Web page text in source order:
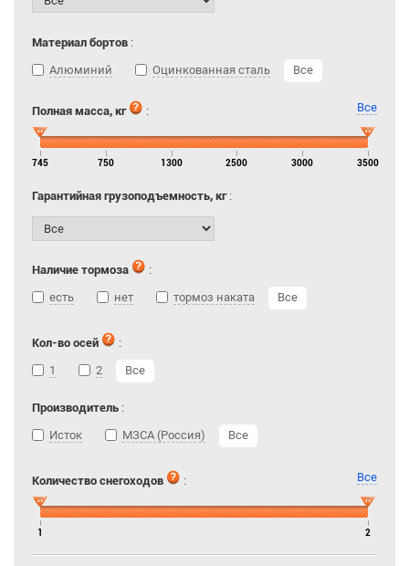
Материал бортов :
Алюминий
Оцинкованная сталь Все
Полная масса, кг : Все
745 750 1300 2500 3000 3500
Гарантийная грузоподъемность, кг:
Наличие тормоза
:
есть
нет тормоз наката Все
Кол-во осей
:
1
2 Все
Производитель :
Исток
МЗСА (Россия) Все
Количество снегоходов : Все
1 2